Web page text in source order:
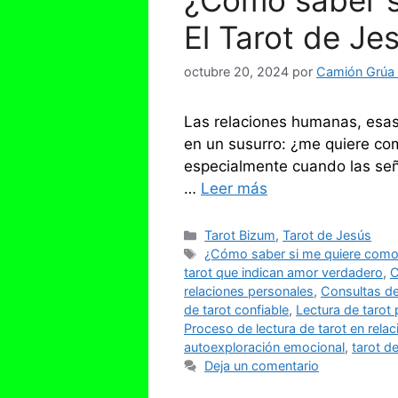
El Tarot de
octubre 20, 2024 por Camión Grúa
Las relaciones humanas,
en un susurro: ¿me quiere
especialmente cuando las
… Leer más
Categorías
Tarot Bizum,Tarot de Jesús
Etiquetas
¿Cómo saber si me quiere
tarot que indican amor verdadero,
relaciones personales, Consultas
de tarot confiable, Lectura de tarot
Proceso de lectura de tarot en
autoexploración emocional, tarot
Deja un comentario